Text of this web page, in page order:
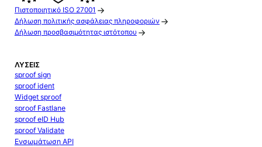
Πιστοποιητικό ISO 27001
Δήλωση πολιτικής ασφάλειας πληροφοριών
Δήλωση προσβασιμότητας ιστότοπου
ΛΎΣΕΙΣ
sproof sign
sproof ident
Widget sproof
sproof Fastlane
sproof eID Hub
sproof Validate
Ενσωμάτωση API